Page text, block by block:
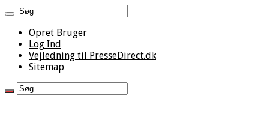
Opret Bruger
Log Ind
Vejledning til PresseDirect.dk
Sitemap